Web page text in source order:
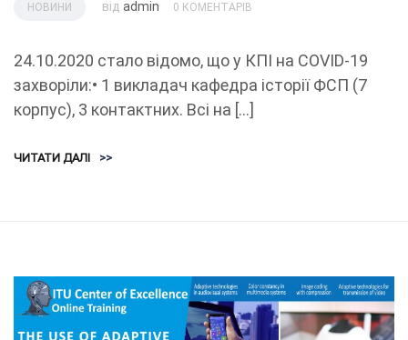
НОВИНИ від admin 0 КОМЕНТАРІВ
24.10.2020 стало відомо, що у КПІ на COVID-19
захворіли:• 1 викладач кафедра історії ФСП (7
корпус), 3 контактних. Всі на […]
ЧИТАТИ ДАЛІ >>